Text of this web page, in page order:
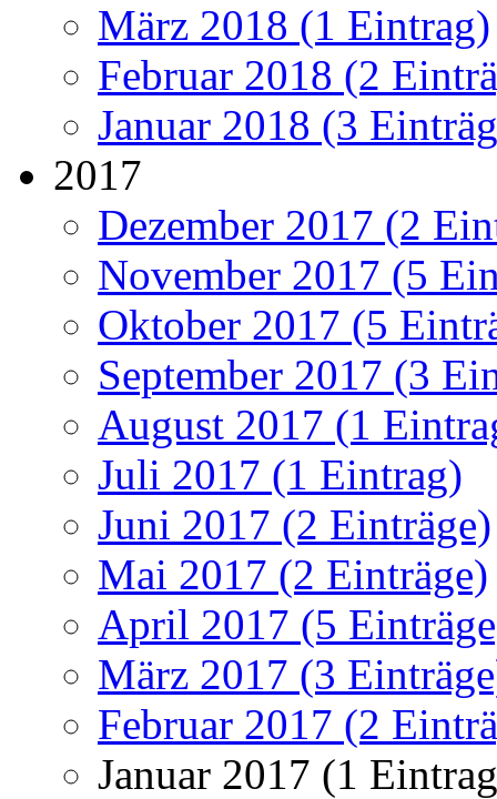
März 2018 (1 Eintrag)
Februar 2018 (2
Januar 2018 (3
2017
Dezember 2017 (2
November 2017 (5
Oktober 2017 (5
September 2017 (3
August 2017 (1
Juli 2017 (1 Eintrag)
Juni 2017 (2 Einträge)
Mai 2017 (2 Einträge)
April 2017 (5
März 2017 (3
Februar 2017 (2
Januar 2017 (1